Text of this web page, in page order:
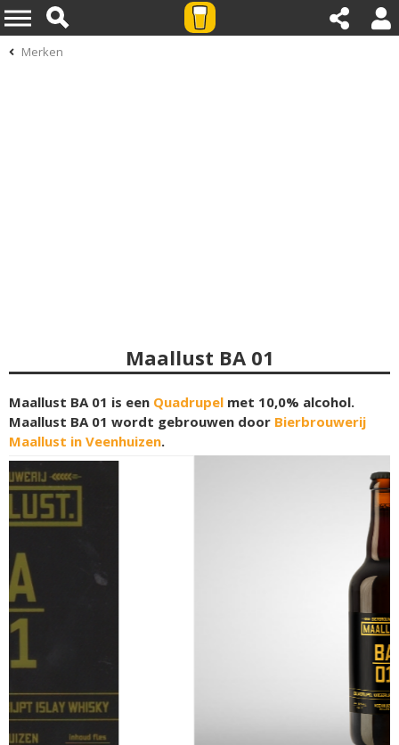
Merken
Maallust BA 01
Maallust BA 01 is een Quadrupel met 10,0% alcohol.
Maallust BA 01 wordt gebrouwen door Bierbrouwerij
Maallust in Veenhuizen.